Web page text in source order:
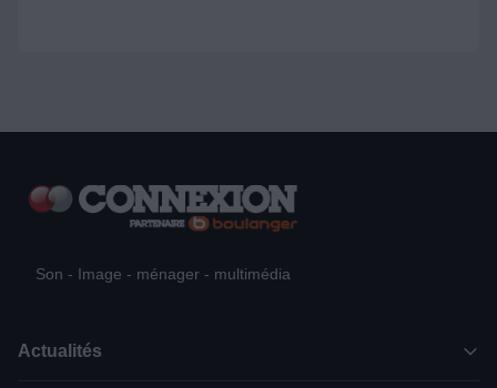
Son - Image - ménager - multimédia
Actualités